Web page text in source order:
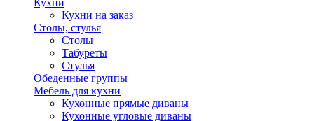
Кухни
Кухни на заказ
Столы, стулья
Столы
Табуреты
Стулья
Обеденные группы
Мебель для кухни
Кухонные прямые диваны
Кухонные угловые диваны